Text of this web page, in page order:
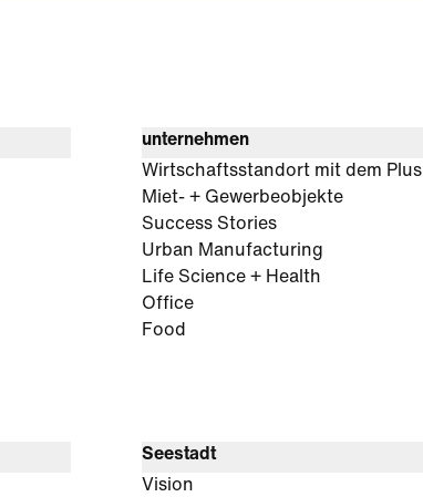
unternehmen
Wirtschaftsstandort mit dem Plus
Miet- + Gewerbeobjekte
Success Stories
Urban Manufacturing
Life Science + Health
Office
Food
Seestadt
Vision